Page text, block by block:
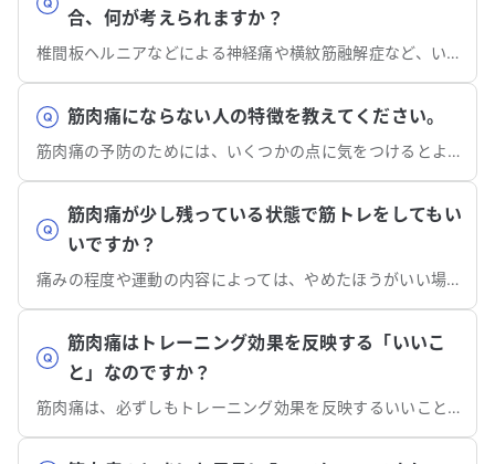
合、何が考えられますか？
椎間板ヘルニアなどによる神経痛や横紋筋融解症など、いくつかの病気の可能性を考える必要があります。
筋肉痛にならない人の特徴を教えてください。
筋肉痛の予防のためには、いくつかの点に気をつけるとよいでしょう。
筋肉痛が少し残っている状態で筋トレをしてもい
いですか？
痛みの程度や運動の内容によっては、やめたほうがいい場合があります。
筋肉痛はトレーニング効果を反映する「いいこ
と」なのですか？
筋肉痛は、必ずしもトレーニング効果を反映するいいこととは限りません。